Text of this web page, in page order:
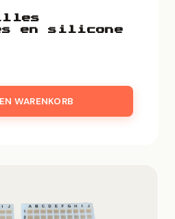
en silicone
WARENKORB